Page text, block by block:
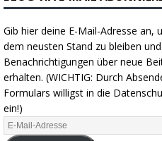
Gib hier deine E-Mail-Adresse an,
dem neusten Stand zu bleiben und
Benachrichtigungen über neue
erhalten. (WICHTIG: Durch
Formulars willigst in die
ein!)